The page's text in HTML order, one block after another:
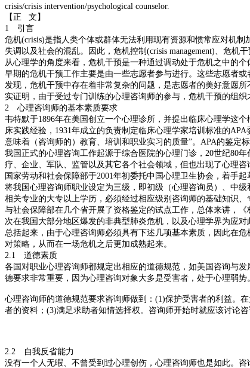
crisis/crisis intervention/psychological counselor.
【正 文】
1 引言
危机(crisis)是指人类个体或群体无法利用现有资源和惯常应对机
失调以及社会的混乱。因此，危机控制(crisis management)、危机
从心理学的角度来看，危机干预是一种通过调动处于危机之中的
早期的危机干预工作主要是由一些志愿者参与进行。这些志愿者
发现，危机干预中存在着非常复杂的问题，是志愿者的美好意愿
实证明，由于受过专门训练的心理咨询师的参与，危机干预的组
2 心理咨询师的基本素质要求
韦特默于1896年在美国创立一个心理诊所，并提出临床心理学这
床实践经验，1931年成立的负责制定临床心理学家培训标准的
意味着（咨询师的）教育、培训和职业实习的质量”。APA的鉴定
我国正式的心理咨询工作起源于综合医院的心理门诊，20世纪80
疗、企业、军队、监管以及其它各个社会领域，但也出现了心理
国家劳动和社会保障部于2001年初委托中国心理卫生协会，着手
将我国心理咨询师职业设定为三级，即初级（心理咨询员）、中
相关专业的大专以上学历，必须经过相应级别咨询师的基础知识
与社会保障部在几个省开展了资格鉴定的试点工作，总体来讲，
次在我国大部分地区爆发的非典型肺炎危机，以及心理学界为应
总括起来，由于心理咨询师必须具有下述几项基本素质，因此在
对策略，从而在一场危机之后更加成熟起来。
2.1 道德素质
各国对职业心理咨询师都规定出相应的道德规范，如美国咨询与
德要求非常重要，因为心理咨询对象大多是受害者，处于心理弱
心理咨询师的道德规范要求咨询师做到：(1)保护受害者的利益。
者的资料；(3)满足求助者知情选择权。咨询师开始时就应该讨论
2.2 自我反省能力
没有一个人无暇、不曾受到过心理创伤，心理咨询师也是如此。